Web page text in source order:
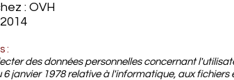
: OVH
:
des données personnelles concernant
6 janvier 1978 relative à l'informatique, aux